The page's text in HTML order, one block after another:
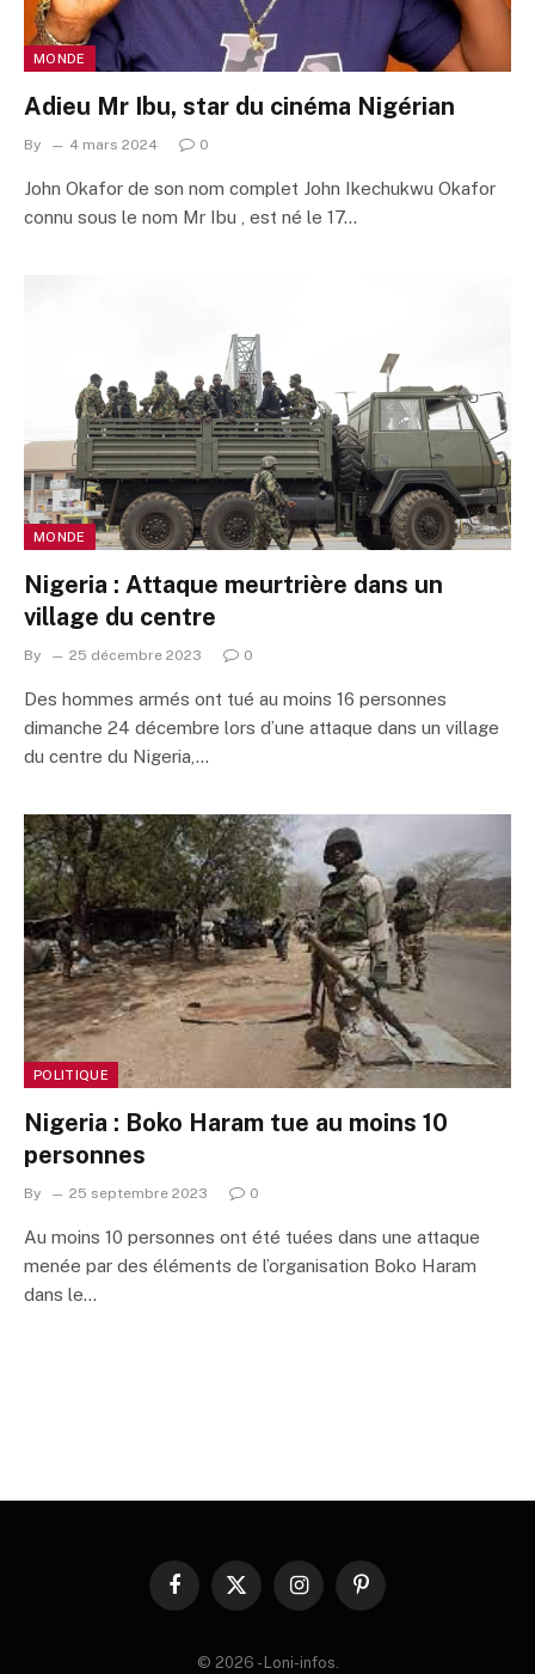
MONDE
Adieu Mr Ibu, star du cinéma Nigérian
By 4 mars 2024 0
John Okafor de son nom complet John Ikechukwu Okafor
connu sous le nom Mr Ibu , est né le 17…
MONDE
Nigeria : Attaque meurtrière dans un
village du centre
By 25 décembre 2023 0
Des hommes armés ont tué au moins 16 personnes
dimanche 24 décembre lors d’une attaque dans un village
du centre du Nigeria,…
POLITIQUE
Nigeria : Boko Haram tue au moins 10
personnes
By 25 septembre 2023 0
Au moins 10 personnes ont été tuées dans une attaque
menée par des éléments de l’organisation Boko Haram
dans le…
Facebook
X
InstagramPinterest
© 2026 - Loni-infos.